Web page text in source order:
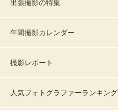
出張撮影の特集
年間撮影カレンダー
撮影レポート
人気フォトグラファーランキング